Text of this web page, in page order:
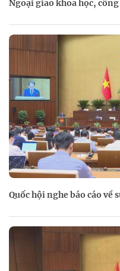
Ngoại giao khoa học,
Quốc hội nghe báo cáo về